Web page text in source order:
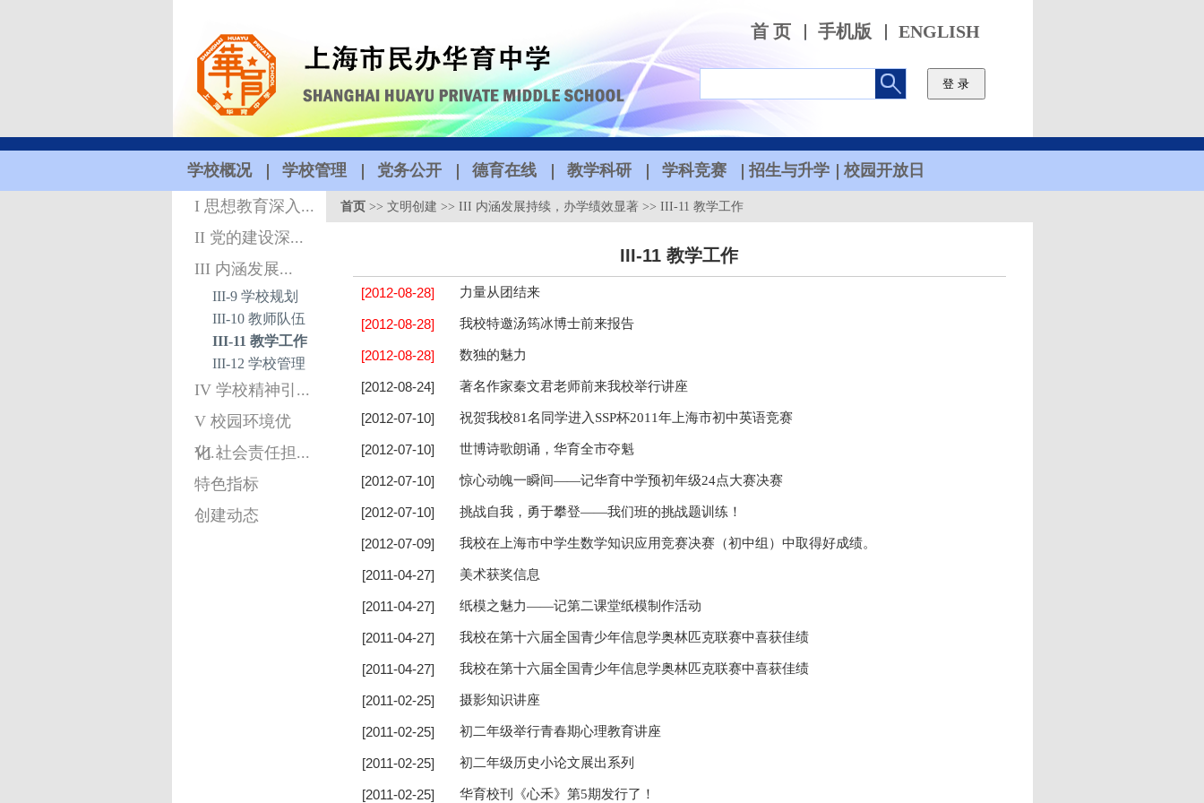
首 页 手机版 ENGLISH
学校概况 学校管理 党务公开 德育在线 教学科研 学科竞赛 招生与升学
校园开放日
I 思想教育深入...
II 党的建设深...
III 内涵发展...
III-9 学校规划
III-10 教师队伍
III-11 教学工作
III-12 学校管理
IV 学校精神引...
V 校园环境优
化...
VI 社会责任担...
特色指标
创建动态
首页 >>文明创建 >>III 内涵发展持续，办学绩效显著 >>III-11 教学工作
III-11 教学工作
力量从团结来
[2012-08-28]
我校特邀汤筠冰博士前来报告
[2012-08-28]
数独的魅力
[2012-08-28]
著名作家秦文君老师前来我校举行讲座
[2012-08-24]
祝贺我校81名同学进入SSP杯2011年上海市初中英语竞赛
[2012-07-10]
世博诗歌朗诵，华育全市夺魁
[2012-07-10]
惊心动魄一瞬间——记华育中学预初年级24点大赛决赛
[2012-07-10]
挑战自我，勇于攀登——我们班的挑战题训练！
[2012-07-10]
我校在上海市中学生数学知识应用竞赛决赛（初中组）中取得好成绩。
[2012-07-09]
美术获奖信息
[2011-04-27]
纸模之魅力——记第二课堂纸模制作活动
[2011-04-27]
我校在第十六届全国青少年信息学奥林匹克联赛中喜获佳绩
[2011-04-27]
我校在第十六届全国青少年信息学奥林匹克联赛中喜获佳绩
[2011-04-27]
摄影知识讲座
[2011-02-25]
初二年级举行青春期心理教育讲座
[2011-02-25]
初二年级历史小论文展出系列
[2011-02-25]
华育校刊《心禾》第5期发行了！
[2011-02-25]